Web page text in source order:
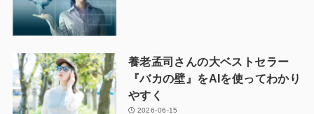
養老孟司さんの大ベストセラー
『バカの壁』をAIを使ってわかり
やすく
2026-06-15